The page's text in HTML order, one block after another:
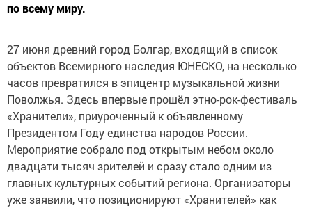
по всему миру.
27 июня древний город Болгар, входящий в список
объектов Всемирного наследия ЮНЕСКО, на несколько
часов превратился в эпицентр музыкальной жизни
Поволжья. Здесь впервые прошёл этно-рок-фестиваль
«Хранители», приуроченный к объявленному
Президентом Году единства народов России.
Мероприятие собрало под открытым небом около
двадцати тысяч зрителей и сразу стало одним из
главных культурных событий региона. Организаторы
уже заявили, что позиционируют «Хранителей» как